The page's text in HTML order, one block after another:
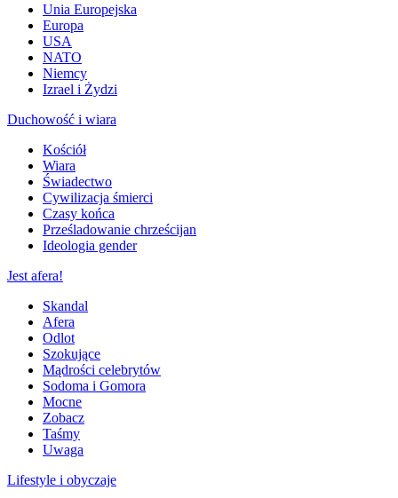
Unia Europejska
Europa
USA
NATO
Niemcy
Izrael i Żydzi
Duchowość i wiara
Kościół
Wiara
Świadectwo
Cywilizacja śmierci
Czasy końca
Prześladowanie chrześcijan
Ideologia gender
Jest afera!
Skandal
Afera
Odlot
Szokujące
Mądrości celebrytów
Sodoma i Gomora
Mocne
Zobacz
Taśmy
Uwaga
Lifestyle i obyczaje